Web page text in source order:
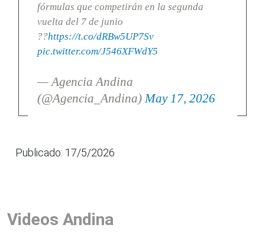
fórmulas que competirán en la segunda
vuelta del 7 de junio
??https://t.co/dRBw5UP7Sv
pic.twitter.com/J546XFWdY5
— Agencia Andina
(@Agencia_Andina)May 17, 2026
Publicado: 17/5/2026
Videos Andina